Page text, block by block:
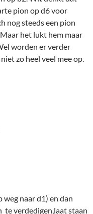
krijgen. Maar Paul
aan Gerrit's